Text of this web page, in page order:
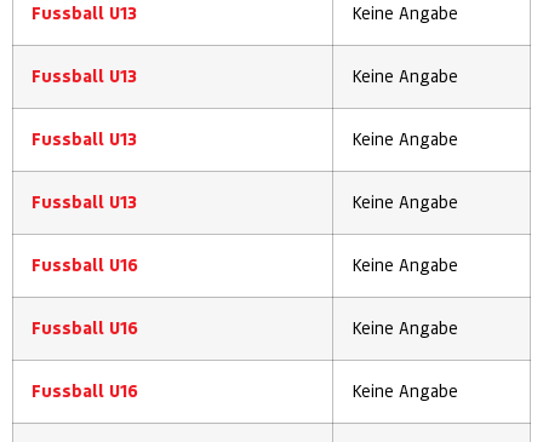
Fussball U13 Keine Angabe
Fussball U13 Keine Angabe
Fussball U13 Keine Angabe
Fussball U13 Keine Angabe
Fussball U16 Keine Angabe
Fussball U16 Keine Angabe
Fussball U16 Keine Angabe